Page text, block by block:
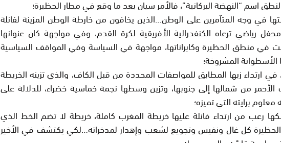
اسم “النهضة البركانية”، فالأمر سيان بعد ما وقع في مطار الحظيرة؛
في وجه المتآمرين على الوطن…الذين يخافون من خارطة الوطن المزينة لفانلة
رياضي ترعاه الكنفدرالية الأفريقية لكرة القدم، وفي مواجهة كان عنوانها
في منطق الحظيرة وكابراناتها، مواجهة في السياسة وفي المواقف السياسية
الأسطوانة المشروخة؛
ارتداء زيها المطابق للمواصفات المحددة من قبل الكاف، والذي تزينه الخريطة
الأحمر من شمالها إلى جنوبها، وتزين وسطها نجمة خماسية خضراء، للدلالة على
معلوم برايته التي تميزه؛
رعب من ارتداء فانلة عليها خريطة المغرب كاملة، خريطة لا تضم الخط الذي
كل غال ونفيس وتجويع لشعب وإهدار لمدخراته…لكي يكتشف في الأخير